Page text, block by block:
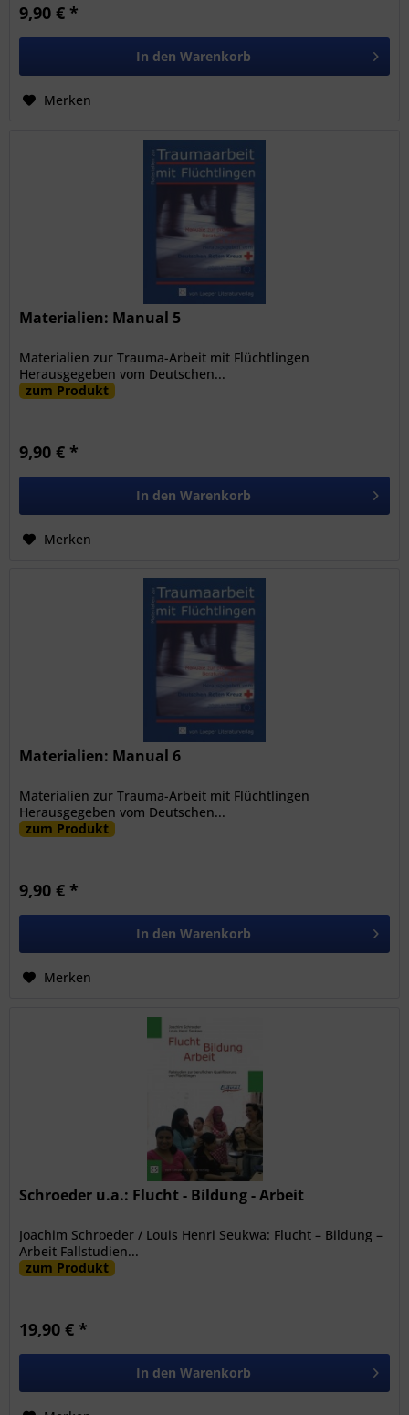
9,90 € *
In den Warenkorb
Merken
Materialien: Manual 5
Materialien zur Trauma-Arbeit mit Flüchtlingen
Herausgegeben vom Deutschen...
zum Produkt
9,90 € *
In den Warenkorb
Merken
Materialien: Manual 6
Materialien zur Trauma-Arbeit mit Flüchtlingen
Herausgegeben vom Deutschen...
zum Produkt
9,90 € *
In den Warenkorb
Merken
Schroeder u.a.: Flucht - Bildung - Arbeit
Joachim Schroeder / Louis Henri Seukwa: Flucht – Bildung –
Arbeit Fallstudien...
zum Produkt
19,90 € *
In den Warenkorb